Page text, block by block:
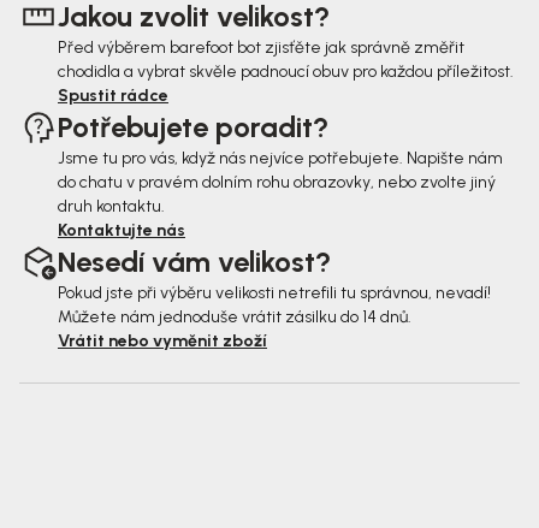
Jakou zvolit velikost?
Před výběrem barefoot bot zjisťěte jak správně změřit
chodidla a vybrat skvěle padnoucí obuv pro každou příležitost.
Spustit rádce
Potřebujete poradit?
Jsme tu pro vás, když nás nejvíce potřebujete. Napište nám
do chatu v pravém dolním rohu obrazovky, nebo zvolte jiný
druh kontaktu.
Kontaktujte nás
Nesedí vám velikost?
Pokud jste při výběru velikosti netrefili tu správnou, nevadí!
Můžete nám jednoduše vrátit zásilku do 14 dnů.
Vrátit nebo vyměnit zboží